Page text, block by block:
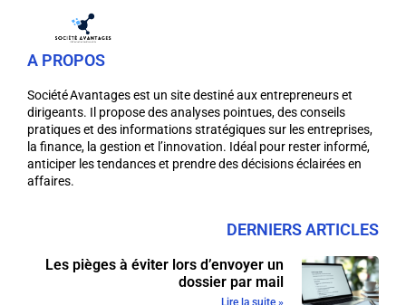
A PROPOS
Société Avantages est un site destiné aux entrepreneurs et
dirigeants. Il propose des analyses pointues, des conseils
pratiques et des informations stratégiques sur les entreprises,
la finance, la gestion et l’innovation. Idéal pour rester informé,
anticiper les tendances et prendre des décisions éclairées en
affaires.
DERNIERS ARTICLES
Les pièges à éviter lors d’envoyer un
dossier par mail
Lire la suite »